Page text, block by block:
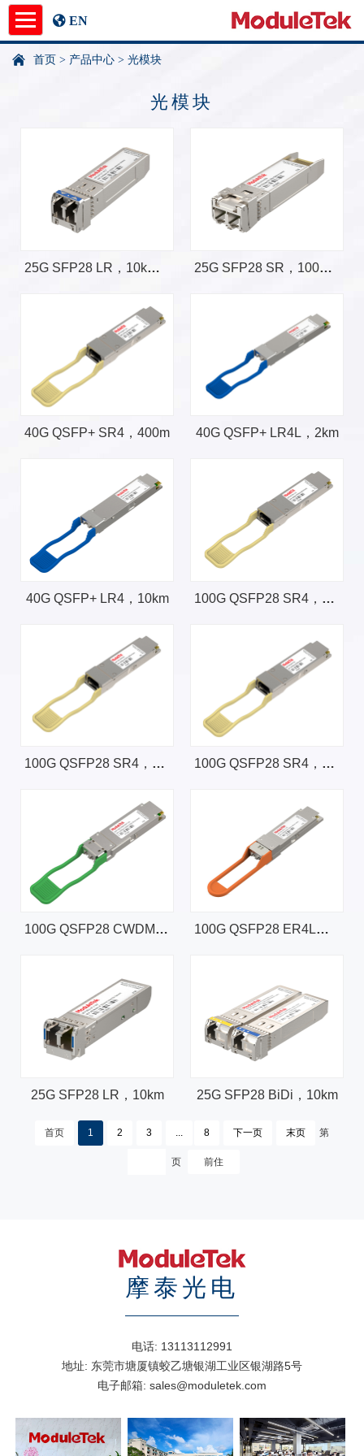
EN
首页 > 产品中心 > 光模块
光模块
25G SFP28 LR，10km 下沉式解锁 25G SFP28 SR，100m 下沉式解锁
40G QSFP+ SR4，400m 40G QSFP+ LR4L，2km
40G QSFP+ LR4，10km 100G QSFP28 SR4，100m，支持InfiniBand协议
100G QSFP28 SR4，100m，支持InfiniBand和以太网协议 100G QSFP28 SR4，100m
100G QSFP28 CWDM4，2km 100G QSFP28 ER4L，40km
25G SFP28 LR，10km 25G SFP28 BiDi，10km
首页 1 2 3 8 下一页 末页 第
页
摩泰光电
电话: 13113112991
地址: 东莞市塘厦镇蛟乙塘银湖工业区银湖路5号
电子邮箱: sales@moduletek.com
产品中心
应用指南
新闻中心
关于我们
undefined